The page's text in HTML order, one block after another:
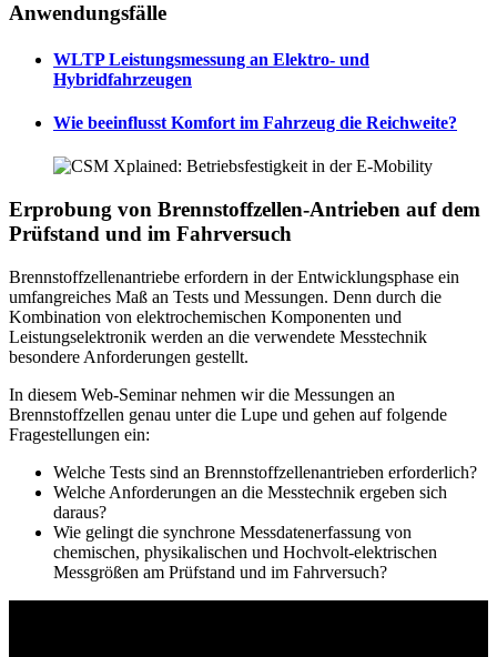
Anwendungsfälle
WLTP Leistungsmessung an Elektro- und
Hybridfahrzeugen
Wie beeinflusst Komfort im Fahrzeug die Reichweite?
Erprobung von Brennstoffzellen-Antrieben auf dem
Prüfstand und im Fahrversuch
Brennstoffzellenantriebe erfordern in der Entwicklungsphase ein
umfangreiches Maß an Tests und Messungen. Denn durch die
Kombination von elektrochemischen Komponenten und
Leistungselektronik werden an die verwendete Messtechnik
besondere Anforderungen gestellt.
In diesem Web-Seminar nehmen wir die Messungen an
Brennstoffzellen genau unter die Lupe und gehen auf folgende
Fragestellungen ein:
Welche Tests sind an Brennstoffzellenantrieben erforderlich?
Welche Anforderungen an die Messtechnik ergeben sich
daraus?
Wie gelingt die synchrone Messdatenerfassung von
chemischen, physikalischen und Hochvolt-elektrischen
Messgrößen am Prüfstand und im Fahrversuch?